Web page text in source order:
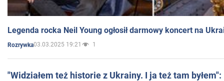
Legenda rocka Neil Young ogłosił darmowy koncert na
Rozrywka03.03.2025 19:21 1
"Widziałem też historie z Ukrainy. I ja też tam